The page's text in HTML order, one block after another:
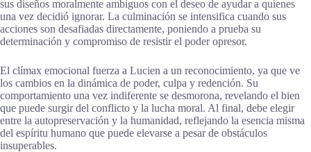
sus diseños moralmente ambiguos con el deseo de ayudar a quienes
una vez decidió ignorar. La culminación se intensifica cuando sus
acciones son desafiadas directamente, poniendo a prueba su
determinación y compromiso de resistir el poder opresor.
El clímax emocional fuerza a Lucien a un reconocimiento, ya que ve
los cambios en la dinámica de poder, culpa y redención. Su
comportamiento una vez indiferente se desmorona, revelando el bien
que puede surgir del conflicto y la lucha moral. Al final, debe elegir
entre la autopreservación y la humanidad, reflejando la esencia misma
del espíritu humano que puede elevarse a pesar de obstáculos
insuperables.